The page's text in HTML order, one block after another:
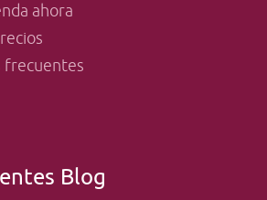
ahora
frecuentes
Blog